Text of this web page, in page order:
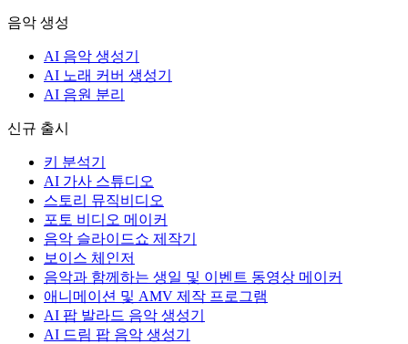
음악 생성
AI 음악 생성기
AI 노래 커버 생성기
AI 음원 분리
신규 출시
키 분석기
AI 가사 스튜디오
스토리 뮤직비디오
포토 비디오 메이커
음악 슬라이드쇼 제작기
보이스 체인저
음악과 함께하는 생일 및 이벤트 동영상 메이커
애니메이션 및 AMV 제작 프로그램
AI 팝 발라드 음악 생성기
AI 드림 팝 음악 생성기